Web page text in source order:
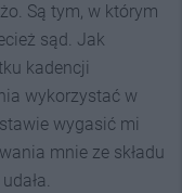
Są tym, w którym
sąd. Jak
kadencji
wykorzystać w
wygasić mi
mnie ze składu